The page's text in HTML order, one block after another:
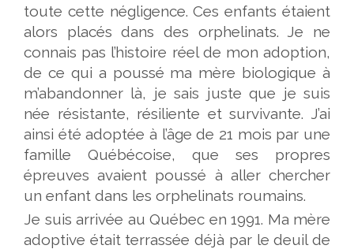
toute cette négligence. Ces enfants étaient
alors placés dans des orphelinats. Je ne
connais pas l’histoire réel de mon adoption,
de ce qui a poussé ma mère biologique à
m’abandonner là, je sais juste que je suis
née résistante, résiliente et survivante. J’ai
ainsi été adoptée à l’âge de 21 mois par une
famille Québécoise, que ses propres
épreuves avaient poussé à aller chercher
un enfant dans les orphelinats roumains.
Je suis arrivée au Québec en 1991. Ma mère
adoptive était terrassée déjà par le deuil de